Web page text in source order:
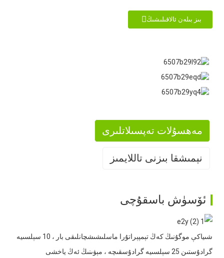
بىز بىلەن ئالاقىلىشىڭ
مەھسۇلات تەپسىلاتلىرى
نېمىشقا بىزنى تاللايمىز
ئۆسۈش باسقۇچى
شىياكې موگۇنىڭ كەڭ تېمپېراتۇرا ماسلىشىشچانلىقى بار ، 10 سېلسىيە
گرادۇستىن 25 سېلسىيە گرادۇسقىچە ، مېۋىنىڭ ئەڭ ياخشى
2. مول تەجرىبە